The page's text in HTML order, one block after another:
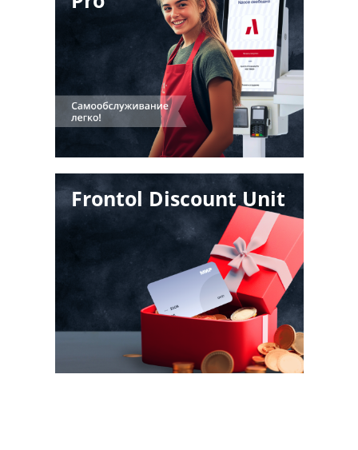
Frontol Discount Unit